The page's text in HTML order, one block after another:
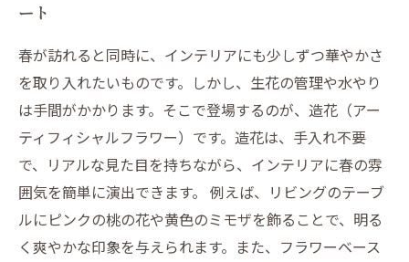
ート
春が訪れると同時に、インテリアにも少しずつ華やかさ
を取り入れたいものです。しかし、生花の管理や水やり
は手間がかかります。そこで登場するのが、造花（アー
ティフィシャルフラワー）です。造花は、手入れ不要
で、リアルな見た目を持ちながら、インテリアに春の雰
囲気を簡単に演出できます。 例えば、リビングのテーブ
ルにピンクの桃の花や黄色のミモザを飾ることで、明る
く爽やかな印象を与えられます。また、フラワーベース